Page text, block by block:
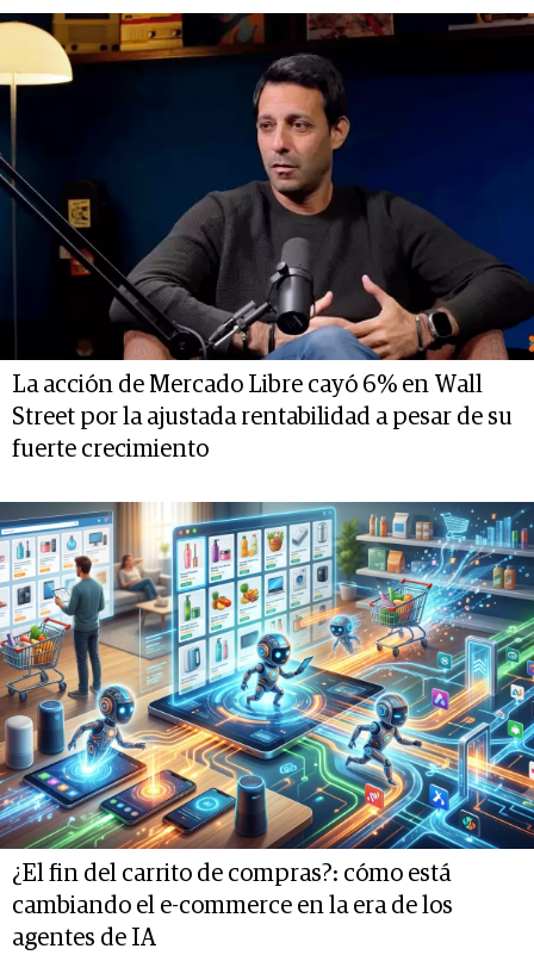
La acción de Mercado Libre cayó 6% en Wall
Street por la ajustada rentabilidad a pesar de su
fuerte crecimiento
¿El fin del carrito de compras?: cómo está
cambiando el e-commerce en la era de los
agentes de IA